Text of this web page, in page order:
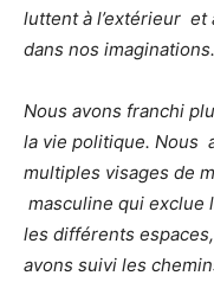
luttent à l’extérieur et
dans nos imaginations.
Nous avons franchi
la vie politique. Nous
multiples visages de
masculine qui exclue
les différents
avons suivi les